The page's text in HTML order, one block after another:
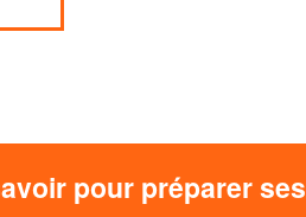
pour préparer ses